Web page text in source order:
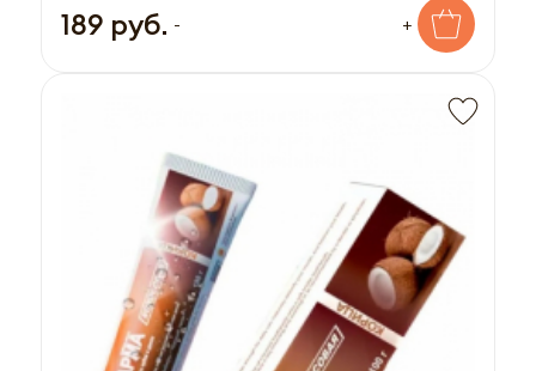
189 руб. - +